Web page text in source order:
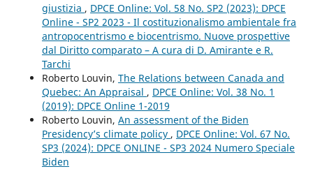
giustizia , DPCE Online: Vol. 58 No. SP2 (2023): DPCE
Online - SP2 2023 - Il costituzionalismo ambientale fra
antropocentrismo e biocentrismo. Nuove prospettive
dal Diritto comparato – A cura di D. Amirante e R.
Tarchi
Roberto Louvin, The Relations between Canada and
Quebec: An Appraisal , DPCE Online: Vol. 38 No. 1
(2019): DPCE Online 1-2019
Roberto Louvin, An assessment of the Biden
Presidency’s climate policy , DPCE Online: Vol. 67 No.
SP3 (2024): DPCE ONLINE - SP3 2024 Numero Speciale
Biden